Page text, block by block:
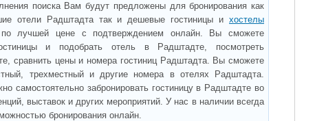
поиска Вам будут предложены для бронирования как
отели Радштадта так и дешевые гостиницы и хостелы
лучшей цене с подтверждением онлайн. Вы сможете
и подобрать отель в Радштадте, посмотреть
сравнить цены и номера гостиниц Радштадта. Вы сможете
трехместный и другие номера в отелях Радштадта.
самостоятельно забронировать гостиницу в Радштадте во
выставок и других мероприятий. У нас в наличии всегда
бронирования онлайн.